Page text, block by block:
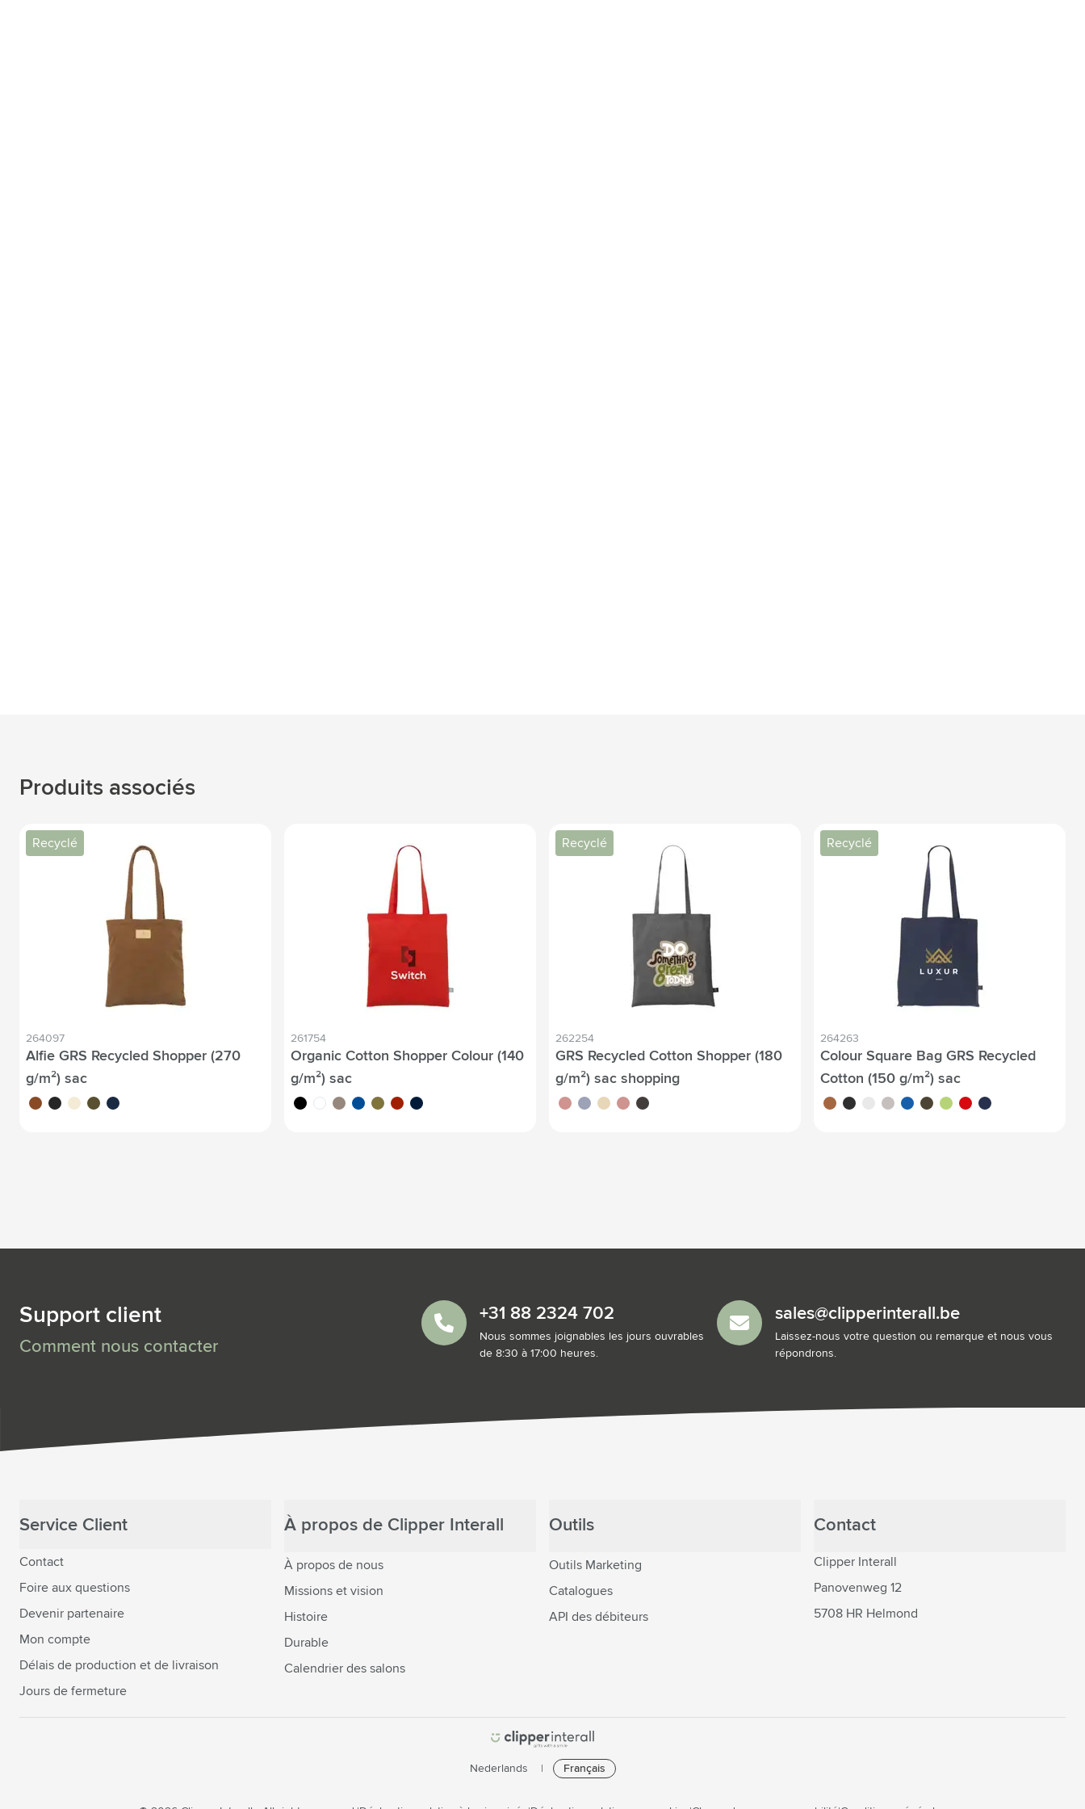
Produits associés
Recyclé
264097
Alfie GRS Recycled Shopper (270
g/m²) sac
brun noir beigevert olivebleu marine
261754
Organic Cotton Shopper Colour (140
g/m²) sac
noir blancgris bleu vert olive
rougebleu foncé
Recyclé
262254
GRS Recycled Cotton Shopper (180
g/m²) sac shopping
gris bleu beigerougegris foncé
Recyclé
264263
Colour Square Bag GRS Recycled
Cotton (150 g/m²) sac
brun noir blancgris bleu vert olive
vert clairrougebleu marine
Support client
Comment nous contacter
+31 88 2324 702
Nous sommes joignables les jours ouvrables
de 8:30 à 17:00 heures.
sales@clipperinterall.be
Laissez-nous votre question ou remarque et nous vous
répondrons.
Service Client
Contact
Foire aux questions
Devenir partenaire
Mon compte
Délais de production et de livraison
Jours de fermeture
À propos de Clipper Interall
À propos de nous
Missions et vision
Histoire
Durable
Calendrier des salons
Outils
Outils Marketing
Catalogues
API des débiteurs
Contact
Clipper Interall
Panovenweg 12
5708 HR Helmond
Nederlands Français